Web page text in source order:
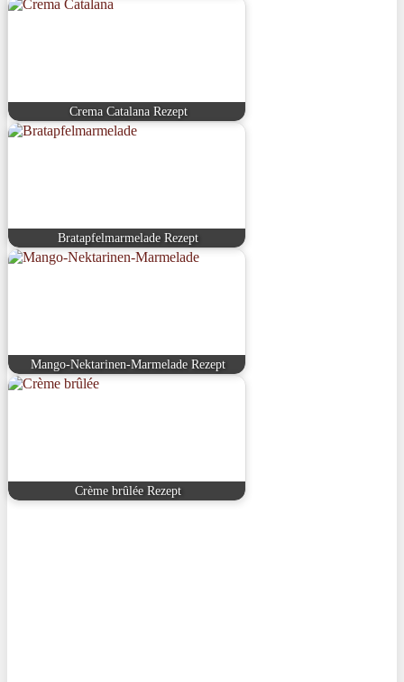
Crema Catalana Rezept
Bratapfelmarmelade Rezept
Mango-Nektarinen-Marmelade Rezept
Crème brûlée Rezept